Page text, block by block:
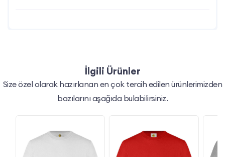
İlgili Ürünler
Size özel olarak hazırlanan en çok tercih edilen ürünlerimizden
bazılarını aşağıda bulabilirsiniz.